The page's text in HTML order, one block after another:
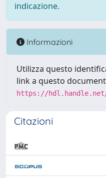
indicazione.
Informazioni
Utilizza questo
link a questo
https://hdl.handle.net/
Citazioni